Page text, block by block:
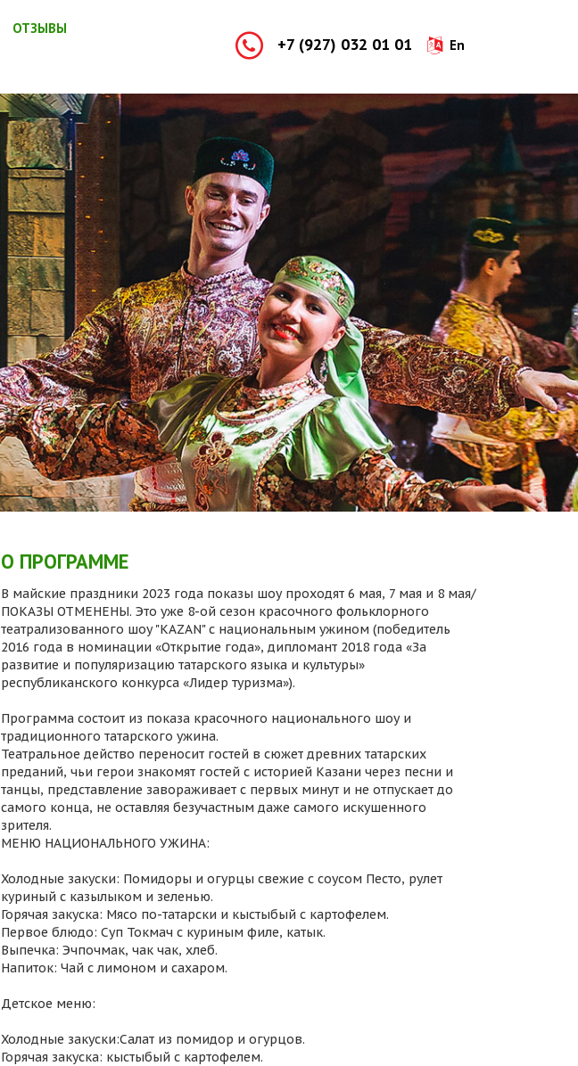
ОТЗЫВЫ
+7 (927) 032 01 01 En
О ПРОГРАММЕ
В майские праздники 2023 года показы шоу проходят 6 мая, 7 мая и 8 мая/
ПОКАЗЫ ОТМЕНЕНЫ. Это уже 8-ой сезон красочного фольклорного
театрализованного шоу "KAZAN" с национальным ужином (победитель
2016 года в номинации «Открытие года», дипломант 2018 года «За
развитие и популяризацию татарского языка и культуры»
республиканского конкурса «Лидер туризма»).
Программа состоит из показа красочного национального шоу и
традиционного татарского ужина.
Театральное действо переносит гостей в сюжет древних татарских
преданий, чьи герои знакомят гостей с историей Казани через песни и
танцы, представление завораживает с первых минут и не отпускает до
самого конца, не оставляя безучастным даже самого искушенного
зрителя.
МЕНЮ НАЦИОНАЛЬНОГО УЖИНА:
Холодные закуски: Помидоры и огурцы свежие с соусом Песто, рулет
куриный с казылыком и зеленью.
Горячая закуска: Мясо по-татарски и кыстыбый с картофелем.
Первое блюдо: Суп Токмач с куриным филе, катык.
Выпечка: Эчпочмак, чак чак, хлеб.
Напиток: Чай с лимоном и сахаром.
Детское меню:
Холодные закуски:Салат из помидор и огурцов.
Горячая закуска: кыстыбый с картофелем.